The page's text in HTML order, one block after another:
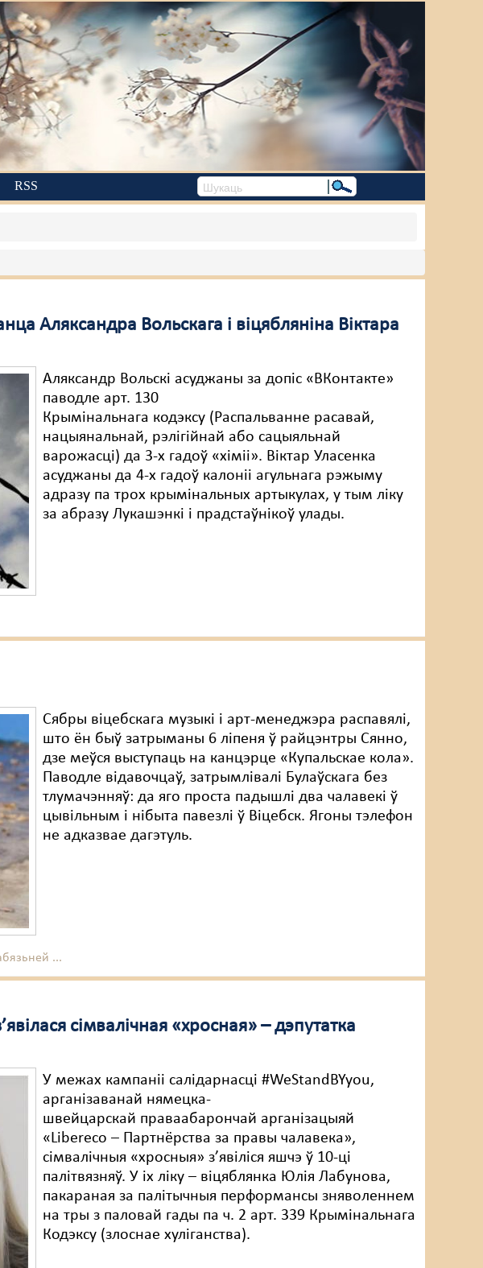
RSS
Аляксандра Вольскага і віцябляніна Віктара
Аляксандр Вольскі асуджаны за допіс «ВКонтакте»
паводле арт. 130
Крымінальнага кодэксу (Распальванне расавай,
нацыянальнай, рэлігійнай або сацыяльнай
варожасці) да 3-х гадоў «хіміі». Віктар Уласенка
асуджаны да 4-х гадоў калоніі агульнага рэжыму
адразу па трох крымінальных артыкулах, у тым ліку
за абразу Лукашэнкі і прадстаўнікоў улады.
Сябры віцебскага музыкі і арт-менеджэра распавялі,
што ён быў затрыманы 6 ліпеня ў райцэнтры Сянно,
дзе меўся выступаць на канцэрце «Купальскае кола».
Паводле відавочцаў, затрымлівалі Булаўскага без
тлумачэнняў: да яго проста падышлі два чалавекі ў
цывільным і нібыта павезлі ў Віцебск. Ягоны тэлефон
не адказвае дагэтуль.
...
сімвалічная «хросная» – дэпутатка
У межах кампаніі салідарнасці #WeStandBYyou,
арганізаванай нямецка-
швейцарскай праваабарончай арганізацыяй
«Libereco – Партнёрства за правы чалавека»,
сімвалічныя «хросныя» з’явіліся яшчэ ў 10-ці
палітвязняў. У іх ліку – віцяблянка Юлія Лабунова,
пакараная за палітычныя перформансы зняволеннем
на тры з паловай гады па ч. 2 арт. 339 Крымінальнага
Кодэксу (злоснае хуліганства).